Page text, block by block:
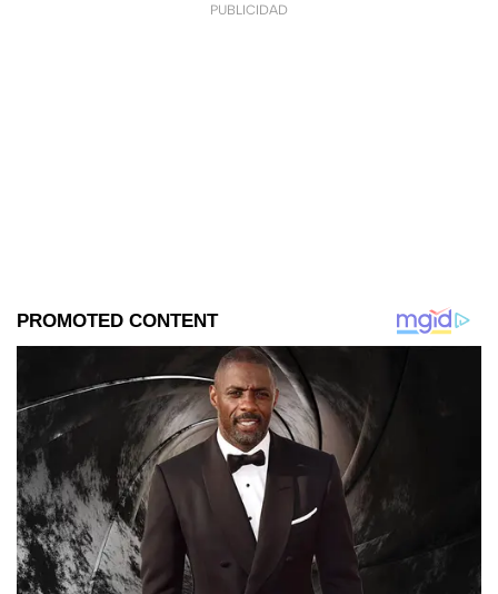
PUBLICIDAD